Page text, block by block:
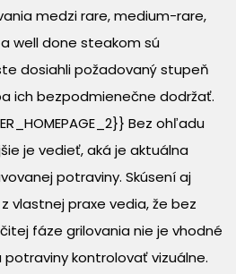
medzi rare, medium-rare,
well done steakom sú
dosiahli požadovaný stupeň
ich bezpodmienečne dodržať.
Bez ohľadu
je vedieť, aká je aktuálna
potraviny. Skúsení aj
vlastnej praxe vedia, že bez
fáze grilovania nie je vhodné
kontrolovať vizuálne.